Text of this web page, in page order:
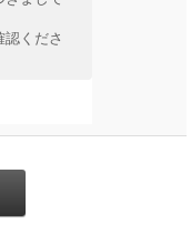
認くださ